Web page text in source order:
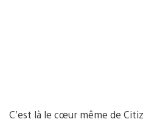
C’est là le cœur même de